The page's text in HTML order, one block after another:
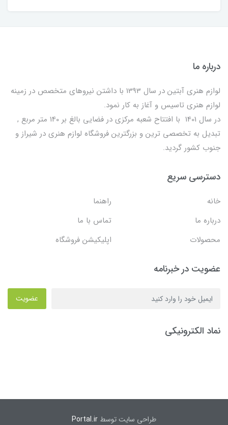
درباره ما
لوازم هنری آبتین در سال 1393 با داشتن نیروهای متخصص در زمینه
لوازم هنری تاسیس و آغاز به کار نمود.
در سال 1401 با افتتاح شعبه مرکزی در فضایی بالغ بر 140 متر مربع ,
تبدیل به تخصصی ترین و بزرگترین فروشگاه لوازم هنری در شیراز و
جنوب کشور گردید.
دسترسی سریع
خانه
راهنما
درباره ما
تماس با ما
محصولات
اپلیکیشن فروشگاه
عضویت در خبرنامه
عضویت
نماد الکترونیکی
طراحی سایت توسط Portal.ir